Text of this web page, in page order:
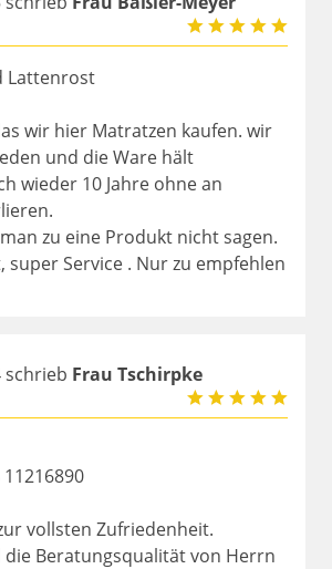
Lattenrost
wir hier Matratzen kaufen. wir
und die Ware hält
wieder 10 Jahre ohne an
zu eine Produkt nicht sagen.
super Service . Nur zu empfehlen
schrieb Frau Tschirpke
vollsten Zufriedenheit.
die Beratungsqualität von Herrn